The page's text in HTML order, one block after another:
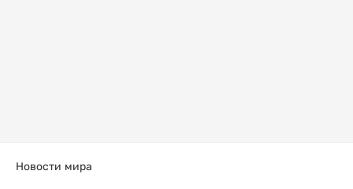
Новости мира